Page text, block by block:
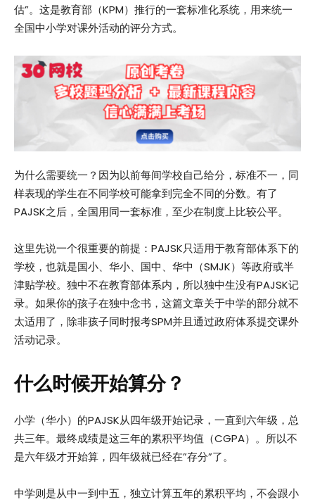
估”。这是教育部（KPM）推行的一套标准化系统，用来统一
全国中小学对课外活动的评分方式。
为什么需要统一？因为以前每间学校自己给分，标准不一，同
样表现的学生在不同学校可能拿到完全不同的分数。有了
PAJSK之后，全国用同一套标准，至少在制度上比较公平。
这里先说一个很重要的前提：PAJSK只适用于教育部体系下的
学校，也就是国小、华小、国中、华中（SMJK）等政府或半
津贴学校。独中不在教育部体系内，所以独中生没有PAJSK记
录。如果你的孩子在独中念书，这篇文章关于中学的部分就不
太适用了，除非孩子同时报考SPM并且通过政府体系提交课外
活动记录。
什么时候开始算分？
小学（华小）的PAJSK从四年级开始记录，一直到六年级，总
共三年。最终成绩是这三年的累积平均值（CGPA）。所以不
是六年级才开始算，四年级就已经在”存分”了。
中学则是从中一到中五，独立计算五年的累积平均，不会跟小